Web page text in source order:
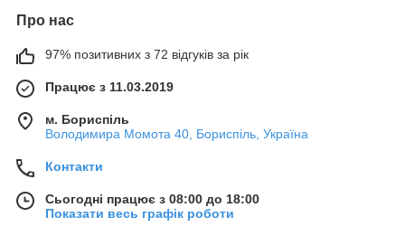
Про нас
97% позитивних з 72 відгуків за рік
Працює з 11.03.2019
м. Бориспіль
Володимира Момота 40, Бориспіль, Україна
Контакти
Сьогодні працює з 08:00 до 18:00
Показати весь графік роботи